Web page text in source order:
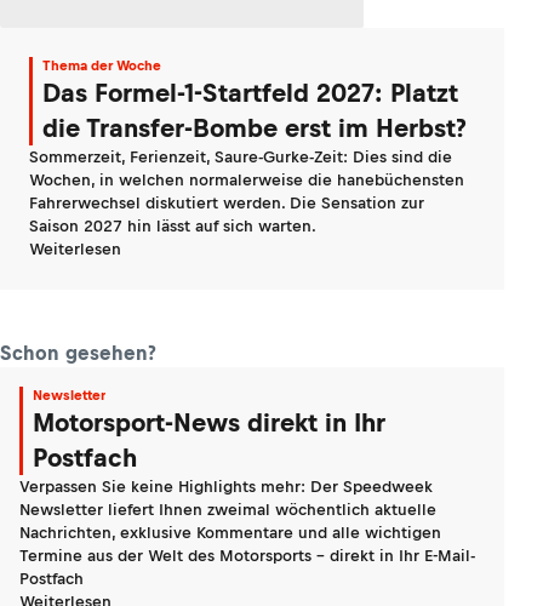
Thema der Woche
Das Formel-1-Startfeld 2027: Platzt
die Transfer-Bombe erst im Herbst?
Sommerzeit, Ferienzeit, Saure-Gurke-Zeit: Dies sind die
Wochen, in welchen normalerweise die hanebüchensten
Fahrerwechsel diskutiert werden. Die Sensation zur
Saison 2027 hin lässt auf sich warten.
Weiterlesen
Schon gesehen?
Newsletter
Motorsport-News direkt in Ihr
Postfach
Verpassen Sie keine Highlights mehr: Der Speedweek
Newsletter liefert Ihnen zweimal wöchentlich aktuelle
Nachrichten, exklusive Kommentare und alle wichtigen
Termine aus der Welt des Motorsports - direkt in Ihr E-Mail-
Postfach
Weiterlesen